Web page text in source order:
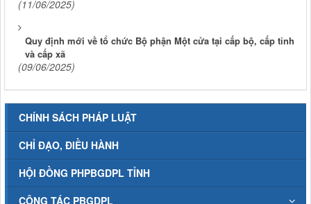
(11/06/2025)
Quy định mới về tổ chức Bộ phận Một cửa tại cấp bộ, cấp tỉnh
và cấp xã
(09/06/2025)
CHÍNH SÁCH PHÁP LUẬT
CHỈ ĐẠO, ĐIỀU HÀNH
HỘI ĐỒNG PHPBGDPL TỈNH
CÔNG TÁC PBGDPL